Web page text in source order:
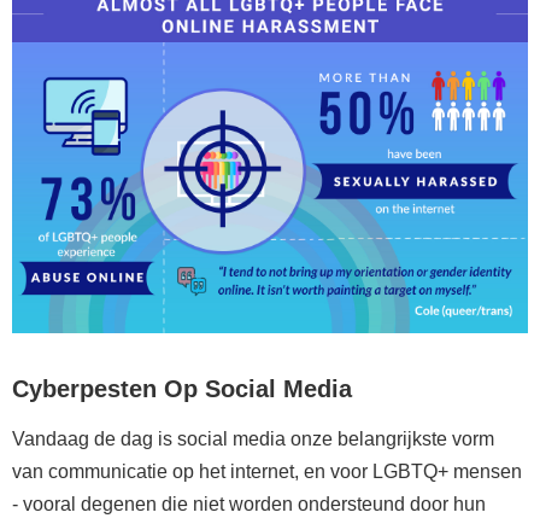
Cyberpesten Op Social Media
Vandaag de dag is social media onze belangrijkste vorm
van communicatie op het internet, en voor LGBTQ+ mensen
- vooral degenen die niet worden ondersteund door hun